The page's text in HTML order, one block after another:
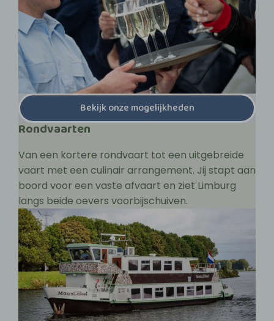
Bekijk onze mogelijkheden
Rondvaarten
Van een kortere rondvaart tot een uitgebreide
vaart met een culinair arrangement. Jij stapt aan
boord voor een vaste afvaart en ziet Limburg
langs beide oevers voorbijschuiven.